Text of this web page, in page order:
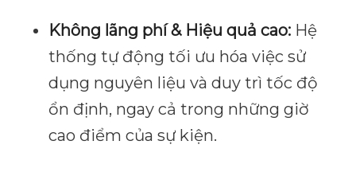
Không lãng phí & Hiệu quả cao:Hệ
thống tự động tối ưu hóa việc sử
dụng nguyên liệu và duy trì tốc độ
ổn định, ngay cả trong những giờ
cao điểm của sự kiện.